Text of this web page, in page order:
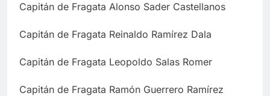
Capitán de Fragata Alonso Sader Castellanos
Capitán de Fragata Reinaldo Ramírez Dala
Capitán de Fragata Leopoldo Salas Romer
Capitán de Fragata Ramón Guerrero Ramírez